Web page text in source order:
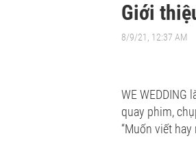
Giới
8/9/21, 12:37 AM
WE
quay phim,
“Muốn viết